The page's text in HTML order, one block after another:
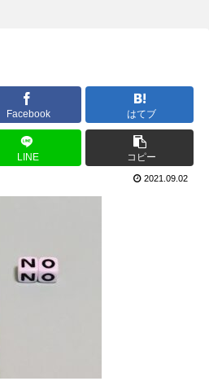
Facebook はてブ
LINE コピー
2021.09.02